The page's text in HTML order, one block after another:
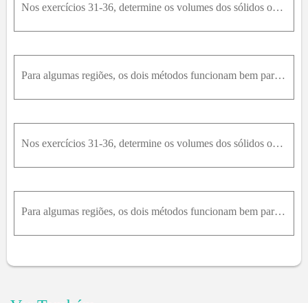
Nos exercícios 31-36, determine os volumes dos sólidos obtidos com a rotação das regiões em torno dos eixos dados. Se preferir, você poderá usar anéis para resolvê-los. 31 – O triângulo com vértices (
Para algumas regiões, os dois métodos funcionam bem para sólidos obtidos com a rotação da região em torno dos eixos das coordenadas, mas isso nem sempre ocorre. Por exemplo, quando uma região gira em
Nos exercícios 31-36, determine os volumes dos sólidos obtidos com a rotação das regiões em torno dos eixos dados. Se preferir, você poderá usar anéis para resolvê-los. 31 – O triângulo com vértices (
Para algumas regiões, os dois métodos funcionam bem para sólidos obtidos com a rotação da região em torno dos eixos das coordenadas, mas isso nem sempre ocorre. Por exemplo, quando uma região gira em